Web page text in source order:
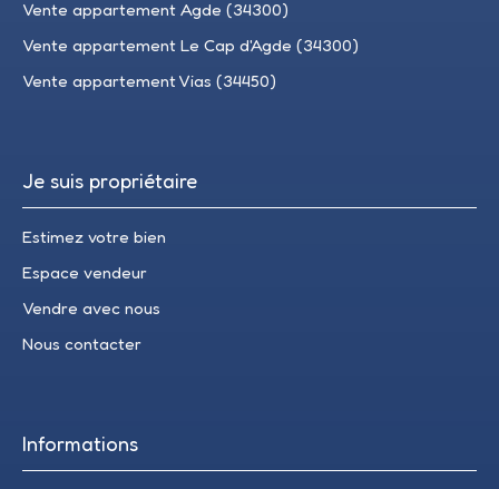
Vente appartement Agde (34300)
Vente appartement Le Cap d'Agde (34300)
Vente appartement Vias (34450)
Je suis propriétaire
Estimez votre bien
Espace vendeur
Vendre avec nous
Nous contacter
Informations